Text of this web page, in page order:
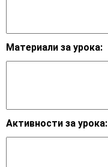
Материали за урока:
Активности за урока: